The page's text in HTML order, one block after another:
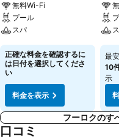
無料Wi-Fi
プール
スパ
正確な料金を確認するに
は日付を選択してくださ
い
料金を表示
最
10
示
フーロクのす
口コミ